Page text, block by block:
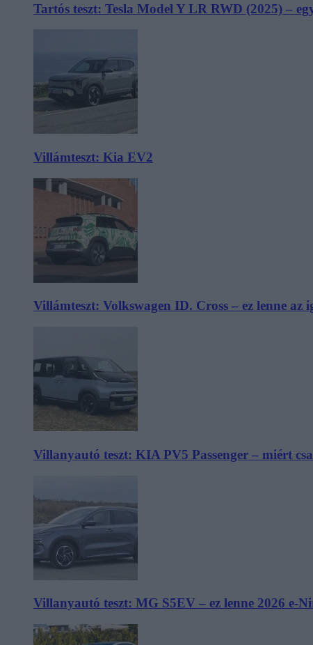
Tartós teszt: Tesla Model Y LR RWD (2025) –
Villámteszt: Kia EV2
Villámteszt: Volkswagen ID. Cross – ez lenne az
Villanyautó teszt: KIA PV5 Passenger – miért
Villanyautó teszt: MG S5EV – ez lenne 2026 e-